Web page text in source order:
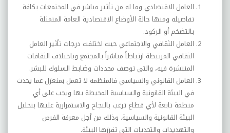
العامل الاقتصادي وما له من تأثير مباشر في المجتمعات بكافة
تفاصيله ومنها حالة الأوضاع الاقتصادية العامة المتمثلة
بالتضخم أو الركود.
العامل الثقافي والاجتماعي حيث اختلفت درجات تأثير العامل
الثقافي المرتبطة ارتباطاً مباشراً بالمجتمع وباختلاف الثقافات
المنتشرة فيه، والتي توصف محددات وضابط السلوك للبشر.
العامل القانوني والسياسي فالمنظمة لا تعمل بمنعزل عما يحدث
في البيئة القانونية والسياسية المحيطة بها ويجب على أي
منظمة تابعة لأي قطاع ترغب بالنجاح والاستمرارية عليها بتحليل
البيئة القانونية والسياسية. وذلك من أجل معرفة الفرص
والتهديدات والتحديات التي تفرزها البيئة.